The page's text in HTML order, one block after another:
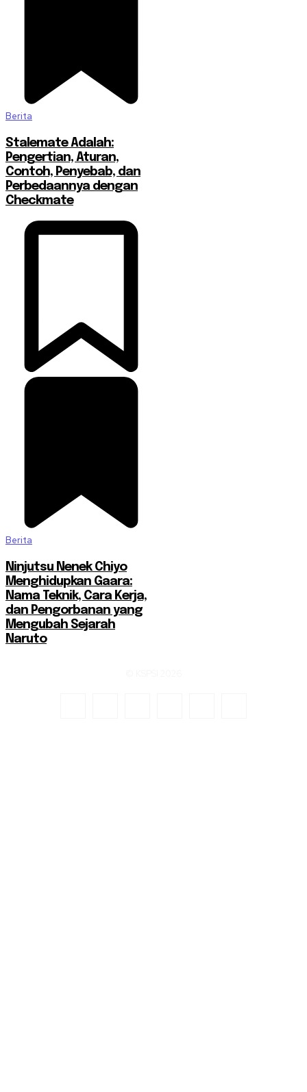
Berita
Stalemate Adalah:
Pengertian, Aturan,
Contoh, Penyebab, dan
Perbedaannya dengan
Checkmate
Berita
Ninjutsu Nenek Chiyo
Menghidupkan Gaara:
Nama Teknik, Cara Kerja,
dan Pengorbanan yang
Mengubah Sejarah
Naruto